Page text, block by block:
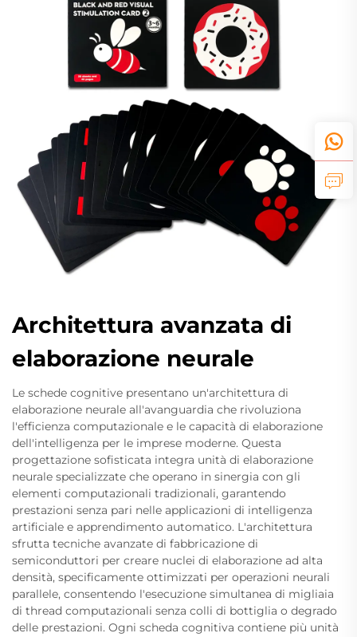
Architettura avanzata di
elaborazione neurale
Le schede cognitive presentano un'architettura di
elaborazione neurale all'avanguardia che rivoluziona
l'efficienza computazionale e le capacità di elaborazione
dell'intelligenza per le imprese moderne. Questa
progettazione sofisticata integra unità di elaborazione
neurale specializzate che operano in sinergia con gli
elementi computazionali tradizionali, garantendo
prestazioni senza pari nelle applicazioni di intelligenza
artificiale e apprendimento automatico. L'architettura
sfrutta tecniche avanzate di fabbricazione di
semiconduttori per creare nuclei di elaborazione ad alta
densità, specificamente ottimizzati per operazioni neurali
parallele, consentendo l'esecuzione simultanea di migliaia
di thread computazionali senza colli di bottiglia o degrado
delle prestazioni. Ogni scheda cognitiva contiene più unità